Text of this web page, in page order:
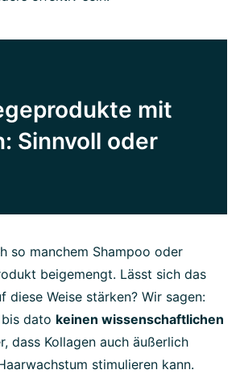
mit
Sinnvoll oder
so manchem Shampoo oder
beigemengt. Lässt sich das
diese Weise stärken? Wir sagen:
dato keinen wissenschaftlichen
dass Kollagen auch äußerlich
stimulieren kann.